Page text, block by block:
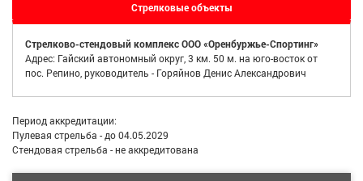
Стрелковые объекты
Стрелково-стендовый комплекс ООО «Оренбуржье-Спортинг»
Адрес: Гайский автономный округ, 3 км. 50 м. на юго-восток от
пос. Репино, руководитель - Горяйнов Денис Александрович
Период аккредитации:
Пулевая стрельба - до 04.05.2029
Стендовая стрельба - не аккредитована